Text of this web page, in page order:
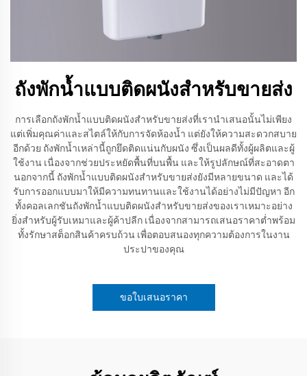
ถังพักน้ำแบบติดผนังสำหรับขายส่ง
การเลือกถังพักน้ำแบบติดผนังสำหรับขายส่งที่เรานำเสนอนั้นไม่เพียง
แต่เพิ่มคุณค่าและสไตล์ให้กับการจัดห้องน้ำ แต่ยังให้ความสะดวกสบาย
อีกด้วย ถังพักน้ำเหล่านี้ถูกยึดติดแน่นกับผนัง ซึ่งเป็นผลดีทั้งผู้ผลิตและผู้
ใช้งาน เนื่องจากช่วยประหยัดพื้นที่บนพื้น และให้รูปลักษณ์ที่สะอาดตา
นอกจากนี้ ถังพักน้ำแบบติดผนังสำหรับขายส่งยังมีหลายขนาด และได้
รับการออกแบบมาให้มีความทนทานและใช้งานได้อย่างไม่มีปัญหา อีก
ทั้งคอลเลกชันถังพักน้ำแบบติดผนังสำหรับขายส่งของเราเหมาะอย่าง
ยิ่งสำหรับผู้รับเหมาและผู้ค้าปลีก เนื่องจากสามารถเสนอราคาต่ำพร้อม
ทั้งรักษาสต็อกสินค้าครบถ้วน เพื่อตอบสนองทุกความต้องการในงาน
ประปาของคุณ
ขอใบเสนอราคา